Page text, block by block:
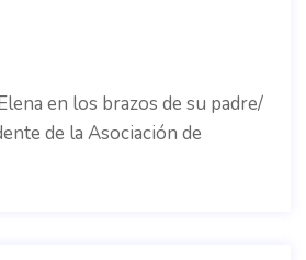
en los brazos de su padre/
de la Asociación de